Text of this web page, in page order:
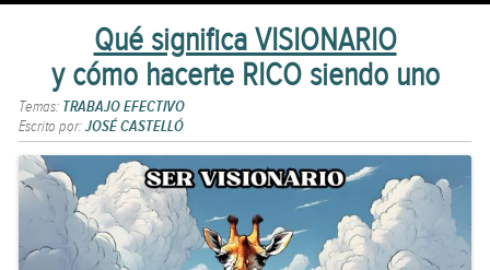
Skip to content
Qué significa VISIONARIO
y cómo hacerte RICO siendo uno
Temas: TRABAJO EFECTIVO
Escrito por:JOSÉ CASTELLÓ